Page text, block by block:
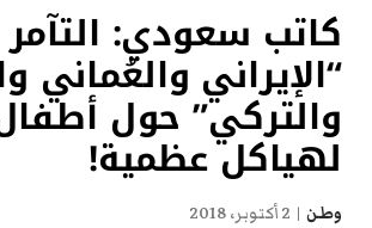
كاتب سعودي: التآمر
“الإيراني والعُماني
والتركي” حول
لهياكل عظمية!
وطن 2 أكتوبر، 2018